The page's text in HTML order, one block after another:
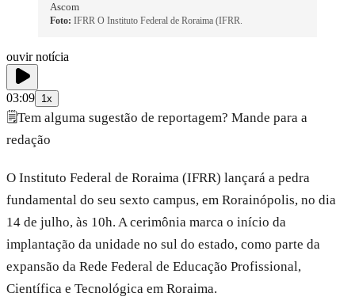
Ascom
Foto: IFRR O Instituto Federal de Roraima (IFRR.
ouvir notícia
03:09 1x
🗒️Tem alguma sugestão de reportagem? Mande para a
redação
O Instituto Federal de Roraima (IFRR) lançará a pedra
fundamental do seu sexto campus, em Rorainópolis, no dia
14 de julho, às 10h. A cerimônia marca o início da
implantação da unidade no sul do estado, como parte da
expansão da Rede Federal de Educação Profissional,
Científica e Tecnológica em Roraima.